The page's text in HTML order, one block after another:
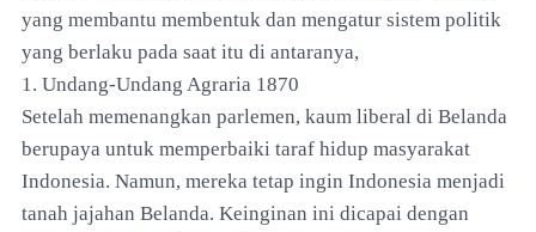
yang membantu membentuk dan mengatur sistem politik
yang berlaku pada saat itu di antaranya,
1. Undang-Undang Agraria 1870
Setelah memenangkan parlemen, kaum liberal di Belanda
berupaya untuk memperbaiki taraf hidup masyarakat
Indonesia. Namun, mereka tetap ingin Indonesia menjadi
tanah jajahan Belanda. Keinginan ini dicapai dengan